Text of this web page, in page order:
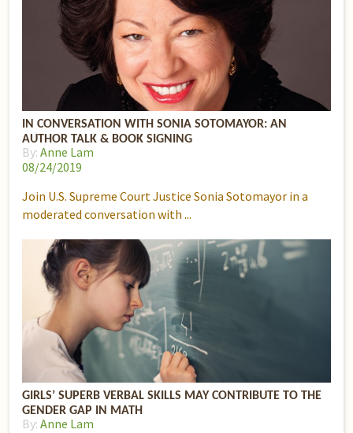
IN CONVERSATION WITH SONIA SOTOMAYOR: AN
AUTHOR TALK & BOOK SIGNING
By: Anne Lam
08/24/2019
Join U.S. Supreme Court Justice Sonia Sotomayor in a
moderated conversation with
GIRLS’ SUPERB VERBAL SKILLS MAY CONTRIBUTE TO THE
GENDER GAP IN MATH
By: Anne Lam